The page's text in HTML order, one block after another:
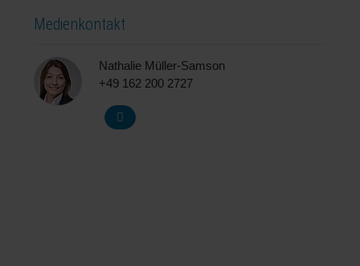
Medienkontakt
Nathalie Müller-Samson
+49 162 200 2727